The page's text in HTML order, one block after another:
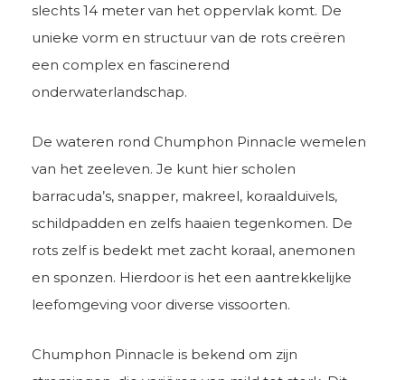
slechts 14 meter van het oppervlak komt. De
unieke vorm en structuur van de rots creëren
een complex en fascinerend
onderwaterlandschap.
De wateren rond Chumphon Pinnacle wemelen
van het zeeleven. Je kunt hier scholen
barracuda’s, snapper, makreel, koraalduivels,
schildpadden en zelfs haaien tegenkomen. De
rots zelf is bedekt met zacht koraal, anemonen
en sponzen. Hierdoor is het een aantrekkelijke
leefomgeving voor diverse vissoorten.
Chumphon Pinnacle is bekend om zijn